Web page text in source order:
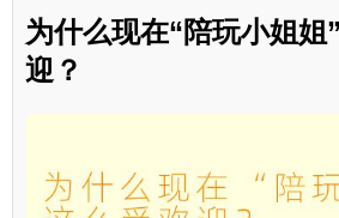
为什么现在“陪玩小姐姐
迎？